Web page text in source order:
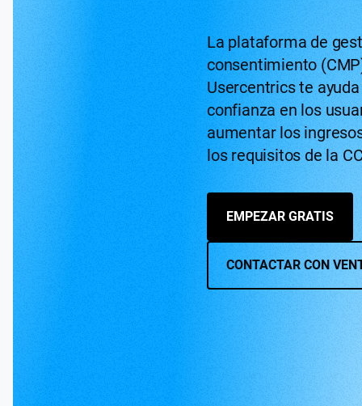
La plataforma de
consentimiento
Usercentrics te
confianza en los
aumentar los
los requisitos de la
EMPEZAR GRATIS
CONTACTAR CON